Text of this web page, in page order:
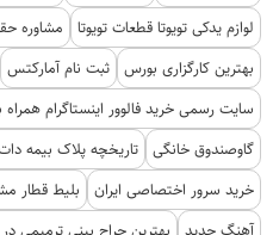
لوازم یدکی تویوتا قطعات تویوتا
مشاوره
بهترین کارگزاری بورس ثبت نام آمارکتس
سایت رسمی خرید فالوور اینستاگرام
گاوصندوق خانگی تاریخچه پلاک بیمه
خرید سرور اختصاصی ایران
بلیط قطار
آهنگ جدید
بهترین جراح بینی ترمیمی